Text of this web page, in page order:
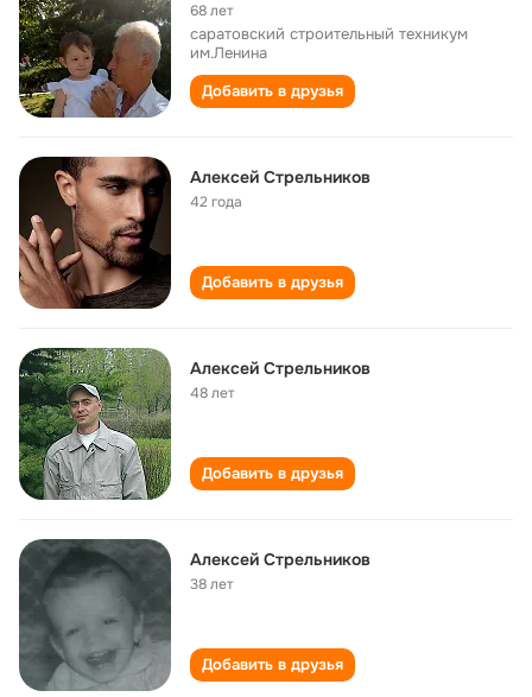
68 лет
cаратовский строительный техникум
им.Ленина
Добавить в друзья
Алексей Стрельников
42 года
Добавить в друзья
Алексей Стрельников
48 лет
Добавить в друзья
Алексей Стрельников
38 лет
Добавить в друзья